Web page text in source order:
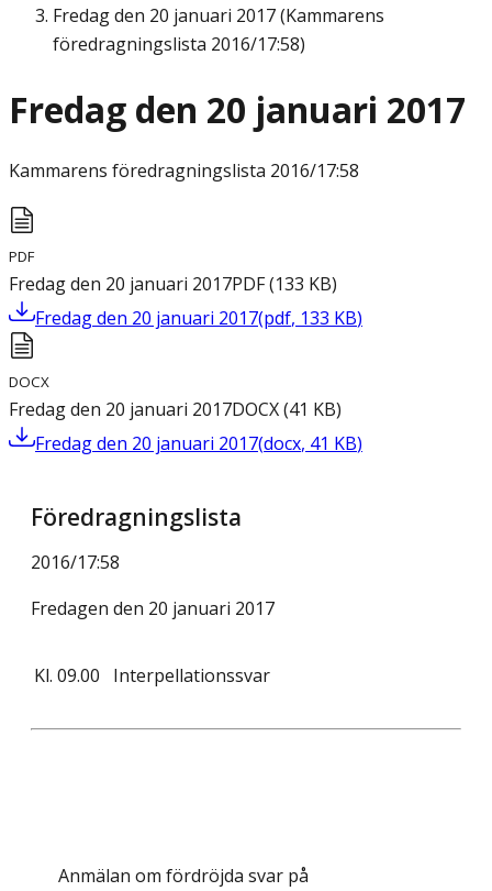
Fredag den 20 januari 2017 (Kammarens
föredragningslista 2016/17:58)
Fredag den 20 januari 2017
Kammarens föredragningslista 2016/17:58
PDF
Fredag den 20 januari 2017PDF(133 KB)
Fredag den 20 januari 2017(pdf, 133 KB)
DOCX
Fredag den 20 januari 2017DOCX(41 KB)
Fredag den 20 januari 2017(docx, 41 KB)
Föredragningslista
2016/17:58
Fredagen den 20 januari 2017
Kl. 09.00 Interpellationssvar
Anmälan om fördröjda svar på